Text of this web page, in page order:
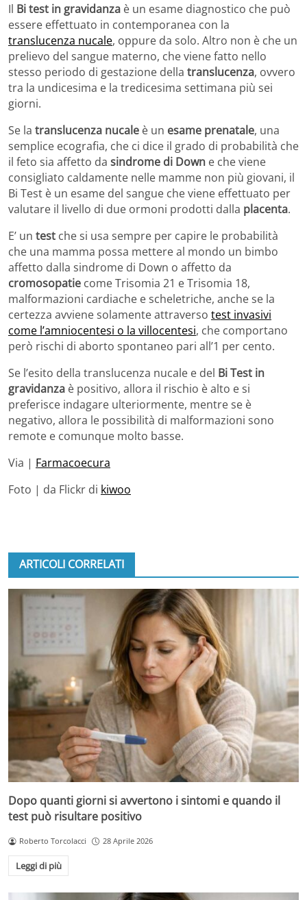
Il Bi test in gravidanza è un esame diagnostico che può
essere effettuato in contemporanea con la
translucenza nucale, oppure da solo. Altro non è che un
prelievo del sangue materno, che viene fatto nello
stesso periodo di gestazione della translucenza, ovvero
tra la undicesima e la tredicesima settimana più sei
giorni.
Se la translucenza nucale è un esame prenatale, una
semplice ecografia, che ci dice il grado di probabilità che
il feto sia affetto da sindrome di Down e che viene
consigliato caldamente nelle mamme non più giovani, il
Bi Test è un esame del sangue che viene effettuato per
valutare il livello di due ormoni prodotti dalla placenta.
E’ un test che si usa sempre per capire le probabilità
che una mamma possa mettere al mondo un bimbo
affetto dalla sindrome di Down o affetto da
cromosopatie come Trisomia 21 e Trisomia 18,
malformazioni cardiache e scheletriche, anche se la
certezza avviene solamente attraverso test invasivi
come l’amniocentesi o la villocentesi, che comportano
però rischi di aborto spontaneo pari all’1 per cento.
Se l’esito della translucenza nucale e del Bi Test in
gravidanza è positivo, allora il rischio è alto e si
preferisce indagare ulteriormente, mentre se è
negativo, allora le possibilità di malformazioni sono
remote e comunque molto basse.
Via | Farmacoecura
Foto | da Flickr di kiwoo
ARTICOLI CORRELATI
Dopo quanti giorni si avvertono i sintomi e quando il
test può risultare positivo
Roberto Torcolacci 28 Aprile 2026
Leggi di più